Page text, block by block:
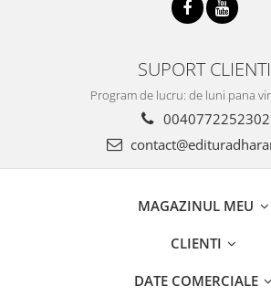
SUPORT CLIENTI
Program de lucru: de luni pana
0040772252302
MAGAZINUL MEU
CLIENTI
DATE COMERCIALE